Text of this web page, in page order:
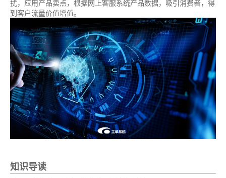
扰，应用产品卖点，根据网上客服系统产品数据，吸引消费者，得
到客户流量价值增值。
知识导读